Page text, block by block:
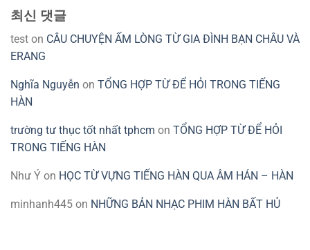
최신 댓글
test on CÂU CHUYỆN ẤM LÒNG TỪ GIA ĐÌNH BẠN CHÂU VÀ
ERANG
Nghĩa Nguyễn on TỔNG HỢP TỪ ĐỂ HỎI TRONG TIẾNG
HÀN
trường tư thục tốt nhất tphcm on TỔNG HỢP TỪ ĐỂ HỎI
TRONG TIẾNG HÀN
Như Ý on HỌC TỪ VỰNG TIẾNG HÀN QUA ÂM HÁN – HÀN
minhanh445 on NHỮNG BẢN NHẠC PHIM HÀN BẤT HỦ